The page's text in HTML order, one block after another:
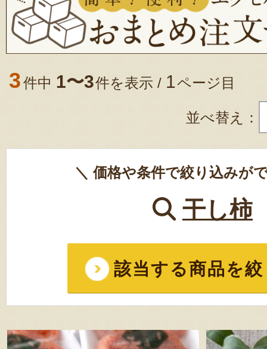
3件中 1〜3件を表示 / 1ページ目
並べ替え：
＼ 価格や条件で絞り込みが
干し柿
該当する商品を